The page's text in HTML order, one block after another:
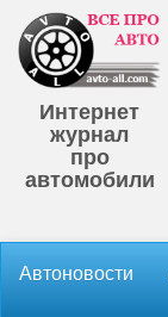
Интернет
журнал
про
автомобили
Автоновости